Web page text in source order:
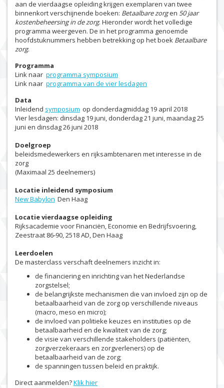
aan de vierdaagse opleiding krijgen exemplaren van twee
binnenkort verschijnende boeken: Betaalbare zorgen 50 jaar
kostenbeheersing in de zorg. Hieronder wordt het volledige
programma weergeven. De in het programma genoemde
hoofdstuknummers hebben betrekking op het boek Betaalbare
zorg.
Programma
Link naar programma symposium
Link naar programma van de vier lesdagen
Data
Inleidend symposium op donderdagmiddag 19 april 2018
Vier lesdagen: dinsdag 19 juni, donderdag 21 juni, maandag 25
juni en dinsdag 26 juni 2018
Doelgroep
beleidsmedewerkers en rijksambtenaren met interesse in de
zorg
(Maximaal 25 deelnemers)
Locatie inleidend symposium
New Babylon Den Haag
Locatie vierdaagse opleiding
Rijksacademie voor Financiën, Economie en Bedrijfsvoering,
Zeestraat 86‐90, 2518 AD, Den Haag
Leerdoelen
De masterclass verschaft deelnemers inzicht in:
de financiering en inrichting van het Nederlandse
zorgstelsel;
de belangrijkste mechanismen die van invloed zijn op de
betaalbaarheid van de zorg op verschillende niveaus
(macro, meso en micro);
de invloed van politieke keuzes en instituties op de
betaalbaarheid en de kwaliteit van de zorg;
de visie van verschillende stakeholders (patiënten,
zorgverzekeraars en zorgverleners) op de
betaalbaarheid van de zorg;
de spanningen tussen beleid en praktijk.
Direct aanmelden?Klik hier